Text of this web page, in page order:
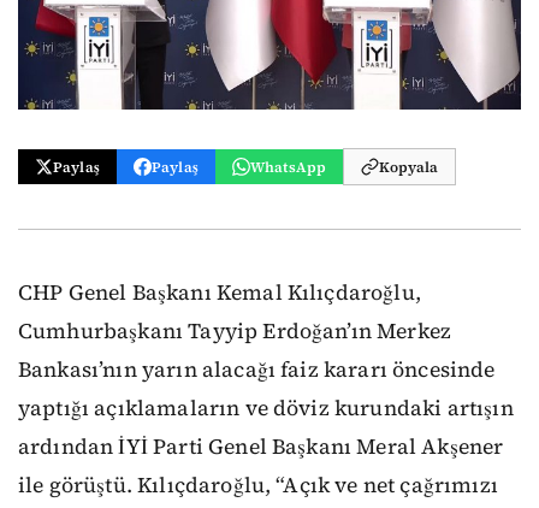
Paylaş Paylaş WhatsApp Kopyala
CHP Genel Başkanı Kemal Kılıçdaroğlu,
Cumhurbaşkanı Tayyip Erdoğan’ın Merkez
Bankası’nın yarın alacağı faiz kararı öncesinde
yaptığı açıklamaların ve döviz kurundaki artışın
ardından İYİ Parti Genel Başkanı Meral Akşener
ile görüştü. Kılıçdaroğlu, “Açık ve net çağrımızı